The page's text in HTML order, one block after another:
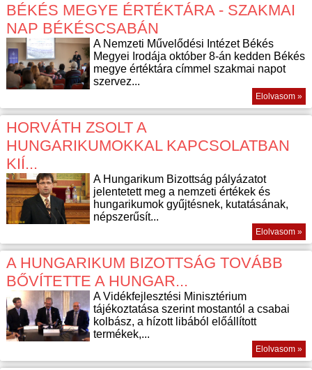
BÉKÉS MEGYE ÉRTÉKTÁRA - SZAKMAI
NAP BÉKÉSCSABÁN
A Nemzeti Művelődési Intézet Békés
Megyei Irodája október 8-án kedden Békés
megye értéktára címmel szakmai napot
szervez...
Elolvasom »
HORVÁTH ZSOLT A
HUNGARIKUMOKKAL KAPCSOLATBAN
KIÍ...
A Hungarikum Bizottság pályázatot
jelentetett meg a nemzeti értékek és
hungarikumok gyűjtésnek, kutatásának,
népszerűsít...
Elolvasom »
A HUNGARIKUM BIZOTTSÁG TOVÁBB
BŐVÍTETTE A HUNGAR...
A Vidékfejlesztési Minisztérium
tájékoztatása szerint mostantól a csabai
kolbász, a hízott libából előállított
termékek,...
Elolvasom »